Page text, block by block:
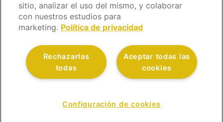
Aviso Legal Política de privacidad Política de cookies
Política de seguridad
Código ético y de conducta
Canal de denuncias Atención al Cliente Política de calidad
© Todos los derechos reservados.
sitio, analizar el uso del mismo, y colaborar
con nuestros estudios para
marketing. Política de privacidad
Aceptar todas las
cookies
Rechazarlas
todas
Configuración de cookies